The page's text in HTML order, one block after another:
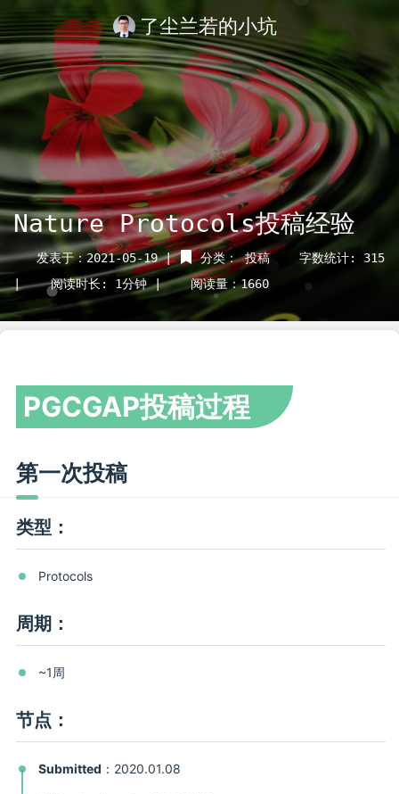
了尘兰若的小坑
Nature Protocols投稿经验
发表于：2021-05-19 | 分类：投稿
字数统计: 315
|
阅读时长: 1分钟 | 阅读量：1660
PGCGAP投稿过程
第一次投稿
类型：
Protocols
周期：
~1周
节点：
Submitted ：2020.01.08